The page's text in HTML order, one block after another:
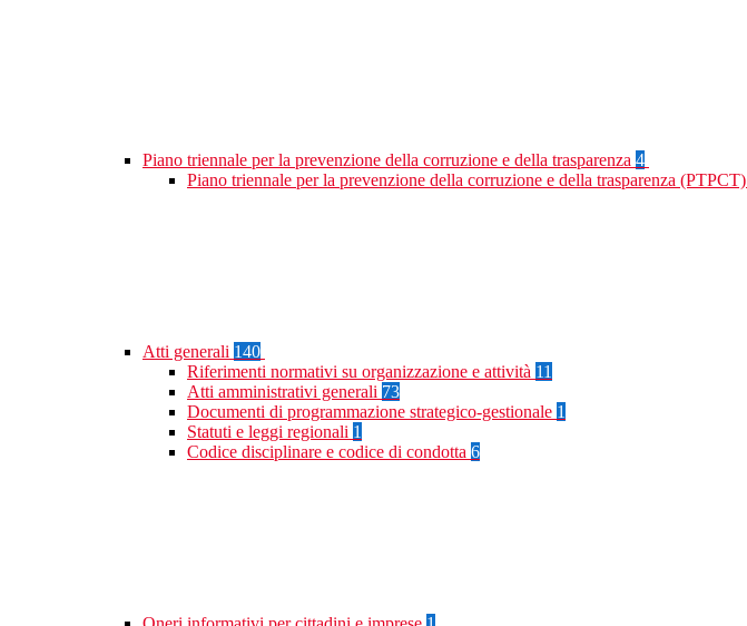
Piano triennale per la prevenzione della corruzione e della trasparenza 4
Piano triennale per la prevenzione della corruzione e della trasparenza (PTPCT)
Atti generali 140
Riferimenti normativi su organizzazione e attività 11
Atti amministrativi generali 73
Documenti di programmazione strategico-gestionale 1
Statuti e leggi regionali 1
Codice disciplinare e codice di condotta 6